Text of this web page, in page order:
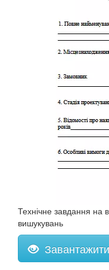
Технічне завдання на
вишукувань
Завантажити